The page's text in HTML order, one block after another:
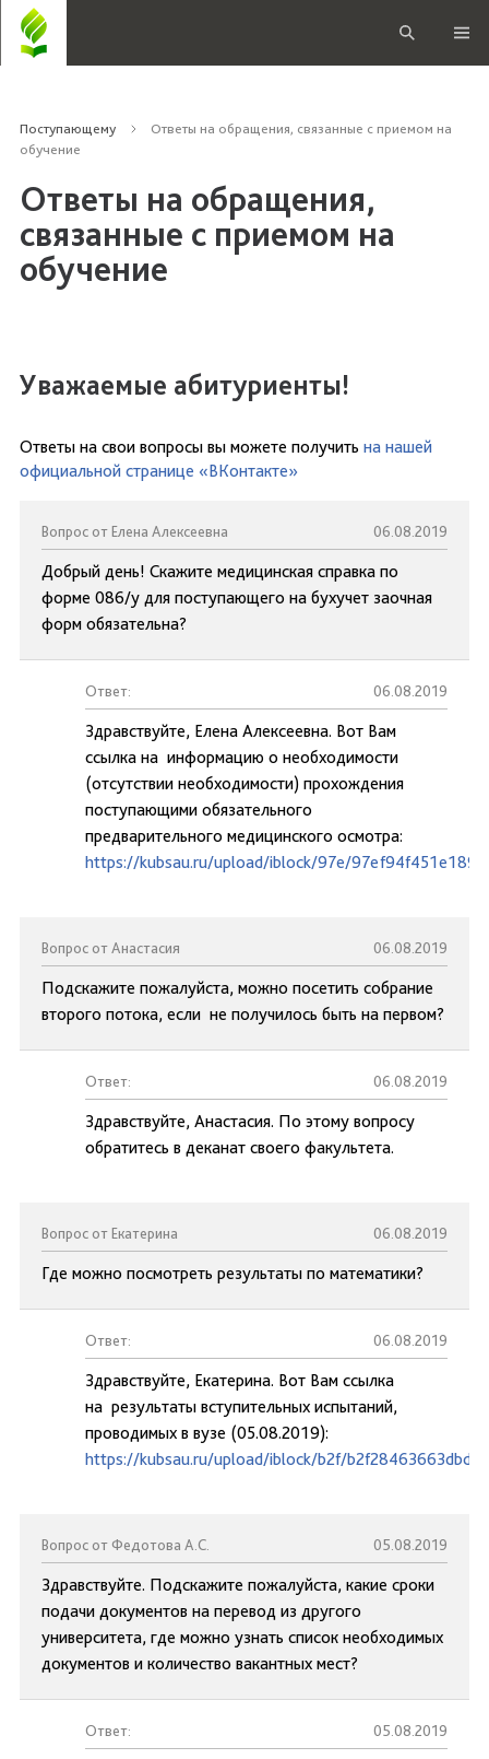
Поступающему
Ответы на обращения, связанные с приемом на
обучение
Ответы на обращения,
связанные с приемом на
обучение
Уважаемые абитуриенты!
Ответы на свои вопросы вы можете получить на нашей
официальной странице «ВКонтакте»
Вопрос от Елена Алексеевна 06.08.2019
Добрый день! Скажите медицинская справка по
форме 086/у для поступающего на бухучет заочная
форм обязательна?
Ответ: 06.08.2019
Здравствуйте, Елена Алексеевна. Вот Вам
ссылка на информацию о необходимости
(отсутствии необходимости) прохождения
поступающими обязательного
предварительного медицинского осмотра:
https://kubsau.ru/upload/iblock/97e/
Вопрос от Анастасия 06.08.2019
Подскажите пожалуйста, можно посетить собрание
второго потока, если не получилось быть на первом?
Ответ: 06.08.2019
Здравствуйте, Анастасия. По этому вопросу
обратитесь в деканат своего факультета.
Вопрос от Екатерина 06.08.2019
Где можно посмотреть результаты по математики?
Ответ: 06.08.2019
Здравствуйте, Екатерина. Вот Вам ссылка
на результаты вступительных испытаний,
проводимых в вузе (05.08.2019):
https://kubsau.ru/upload/iblock/b2f/
Вопрос от Федотова А.С. 05.08.2019
Здравствуйте. Подскажите пожалуйста, какие сроки
подачи документов на перевод из другого
университета, где можно узнать список необходимых
документов и количество вакантных мест?
Ответ: 05.08.2019